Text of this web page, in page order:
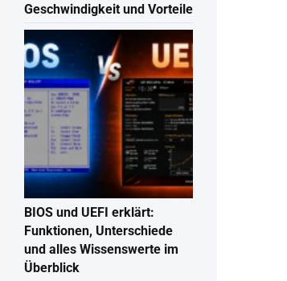
Geschwindigkeit und Vorteile
BIOS und UEFI erklärt:
Funktionen, Unterschiede
und alles Wissenswerte im
Überblick